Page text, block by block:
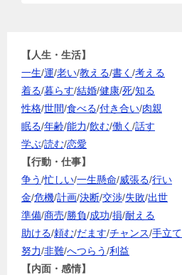
【人生・生活】
一生/運/老い/教える/書く /考える
着る/暮らす/結婚/健康/死/知る
性格/世間/食べる/付き合い/肉親
眠る/年齢/能力/飲む/働く /話す
学ぶ/読む/恋愛
【行動・仕事】
争う/忙しい/一生懸命/威張る/行い
金/危機/計画/決断/交渉/失敗/出世
準備/商売/勝負/成功/損/耐える
助ける/頼む/だます/チャンス/手立て
努力/非難/へつらう/利益
【内面・感情】